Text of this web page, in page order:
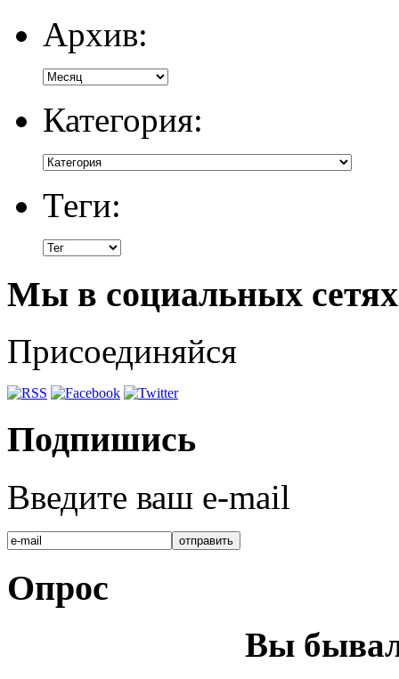
Архив:
Категория:
Теги:
Мы в социальных сетях
Присоединяйся
Подпишись
Введите ваш e-mail
Опрос
Вы